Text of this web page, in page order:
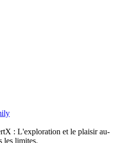
: L'exploration et le plaisir au-
les limites.